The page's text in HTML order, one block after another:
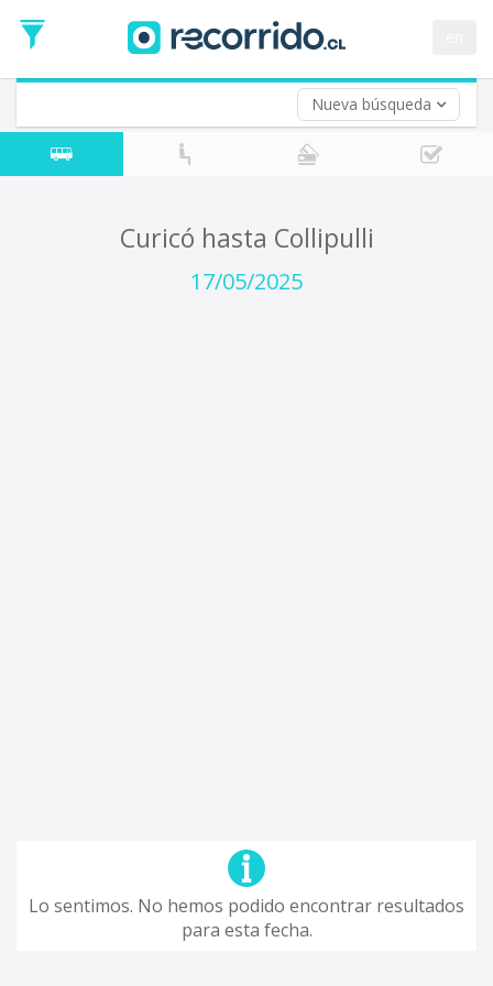
Nueva búsqueda
de
Ida
Vuelta (opcional)
Fecha
de
Curicó hasta Collipulli
17/05/2025
Lo sentimos. No hemos podido encontrar resultados
para esta fecha.